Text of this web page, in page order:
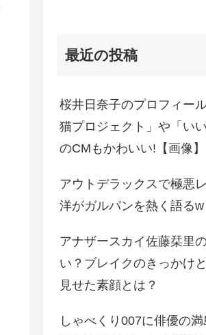
最近の投稿
桜井日奈子のプロフィー
猫プロジェクト」や「い
のCMもかわいい!【画像】
アウトデラックスで極悪
洋がガルパンを熱く語るw
アナザースカイ佐藤栞里
い？ブレイクのきっかけ
見せた素顔とは？
しゃべくり007に俳優の